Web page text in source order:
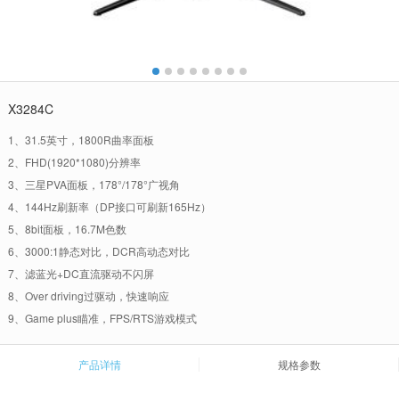
X3284C
1、31.5英寸，1800R曲率面板
2、FHD(1920*1080)分辨率
3、三星PVA面板，178°/178°广视角
4、144Hz刷新率（DP接口可刷新165Hz）
5、8bit面板，16.7M色数
6、3000:1静态对比，DCR高动态对比
7、滤蓝光+DC直流驱动不闪屏
8、Over driving过驱动，快速响应
9、Game plus瞄准，FPS/RTS游戏模式
产品详情 规格参数